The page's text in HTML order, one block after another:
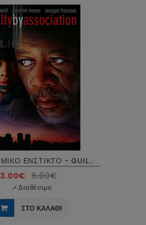
ΑΣΤΥΝΟΜΙΚΟ ΕΝΣΤΙΚΤΟ - GUILTY BY ASSOCIATION DVD USED
3.00€ 6.00€
✓Διαθέσιμο
ΣΤΟ ΚΑΛΑΘΙ